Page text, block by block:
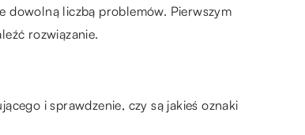
dowolną liczbą problemów. Pierwszym
rozwiązanie.
i sprawdzenie, czy są jakieś oznaki